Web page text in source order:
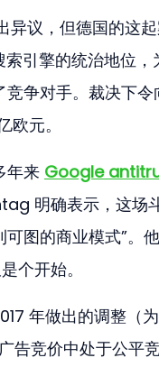
议，但德国的这
引擎的统治地位，
争对手。裁决下令
元。
年来 Google
明确表示，这场
图的商业模式”。
个开始。
年做出的调整（
竞价中处于公平